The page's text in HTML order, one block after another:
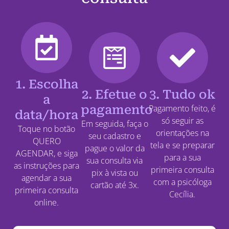
1. Escolha
a
data/hora
Toque no botão
QUERO
AGENDAR, e siga
as instruções para
agendar a sua
primeira consulta
online.
2. Efetue o
pagamento
Em seguida, faça o
seu cadastro e
pague o valor da
sua consulta via
pix à vista ou
cartão até 3x.
3. Tudo ok
Pagamento feito, é
só seguir as
orientações na
tela e se preparar
para a sua
primeira consulta
com a psicóloga
Cecília.